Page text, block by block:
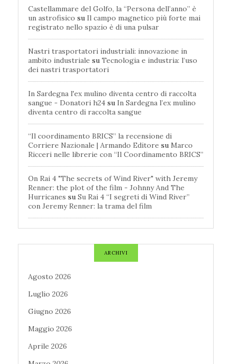
Castellammare del Golfo, la “Persona dell’anno” è
un astrofisico su Il campo magnetico più forte mai
registrato nello spazio è di una pulsar
Nastri trasportatori industriali: innovazione in
ambito industriale su Tecnologia e industria: l’uso
dei nastri trasportatori
In Sardegna l'ex mulino diventa centro di raccolta
sangue - Donatori h24 su In Sardegna l’ex mulino
diventa centro di raccolta sangue
“Il coordinamento BRICS” la recensione di
Corriere Nazionale | Armando Editore su Marco
Ricceri nelle librerie con “Il Coordinamento BRICS”
On Rai 4 "The secrets of Wind River" with Jeremy
Renner: the plot of the film - Johnny And The
Hurricanes su Su Rai 4 “I segreti di Wind River”
con Jeremy Renner: la trama del film
ARCHIVI
Agosto 2026
Luglio 2026
Giugno 2026
Maggio 2026
Aprile 2026